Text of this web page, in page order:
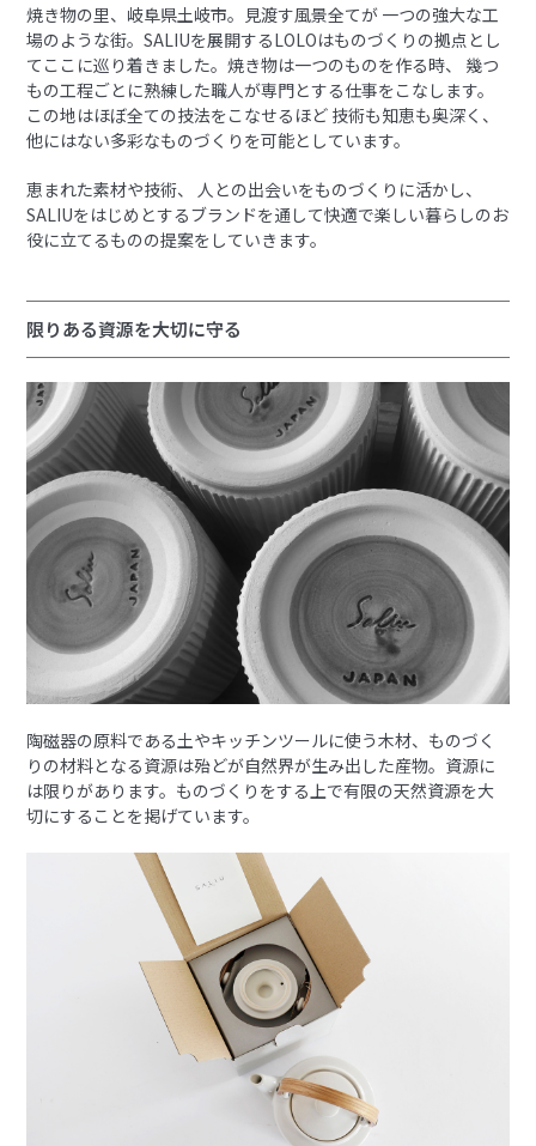
焼き物の里、岐阜県土岐市。見渡す風景全てが 一つの強大な工
場のような街。SALIUを展開するLOLOはものづくりの拠点とし
てここに巡り着きました。焼き物は一つのものを作る時、 幾つ
もの工程ごとに熟練した職人が専門とする仕事をこなします。
この地はほぼ全ての技法をこなせるほど 技術も知恵も奥深く、
他にはない多彩なものづくりを可能としています。
恵まれた素材や技術、 人との出会いをものづくりに活かし、
SALIUをはじめとするブランドを通して快適で楽しい暮らしのお
役に立てるものの提案をしていきます。
限りある資源を大切に守る
陶磁器の原料である土やキッチンツールに使う木材、ものづく
りの材料となる資源は殆どが自然界が生み出した産物。資源に
は限りがあります。ものづくりをする上で有限の天然資源を大
切にすることを掲げています。